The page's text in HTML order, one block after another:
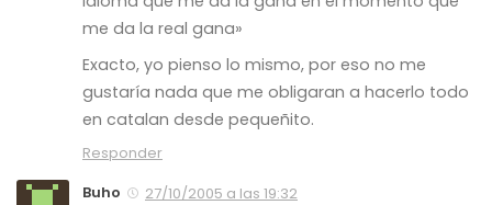
me da la real gana»
Exacto, yo pienso lo mismo, por eso no me
gustaría nada que me obligaran a hacerlo todo
en catalan desde pequeñito.
Responder
Buho
27/10/2005 a las 19:32